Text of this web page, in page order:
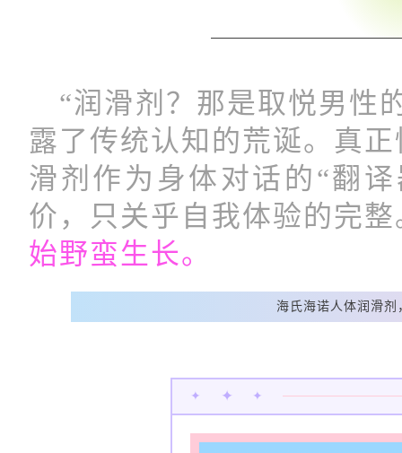
“润滑剂？那是取悦男性
露了传统认知的荒诞。真
滑剂作为身体对话的“翻
价，只关乎自我体验的完整
始野蛮生长。
海氏海诺人体润滑剂
✦ ✦ ✦